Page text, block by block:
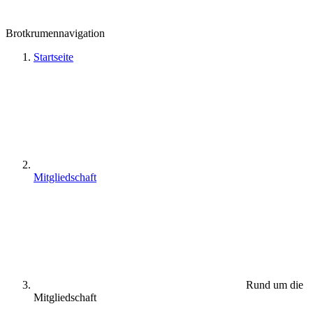
Brotkrumennavigation
Startseite
Mitgliedschaft
Rund um die
Mitgliedschaft